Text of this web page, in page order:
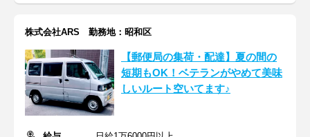
株式会社ARS 勤務地：昭和区
【郵便局の集荷・配達】夏の間の
短期もOK！ベテランがやめて美味
しいルート空いてます♪